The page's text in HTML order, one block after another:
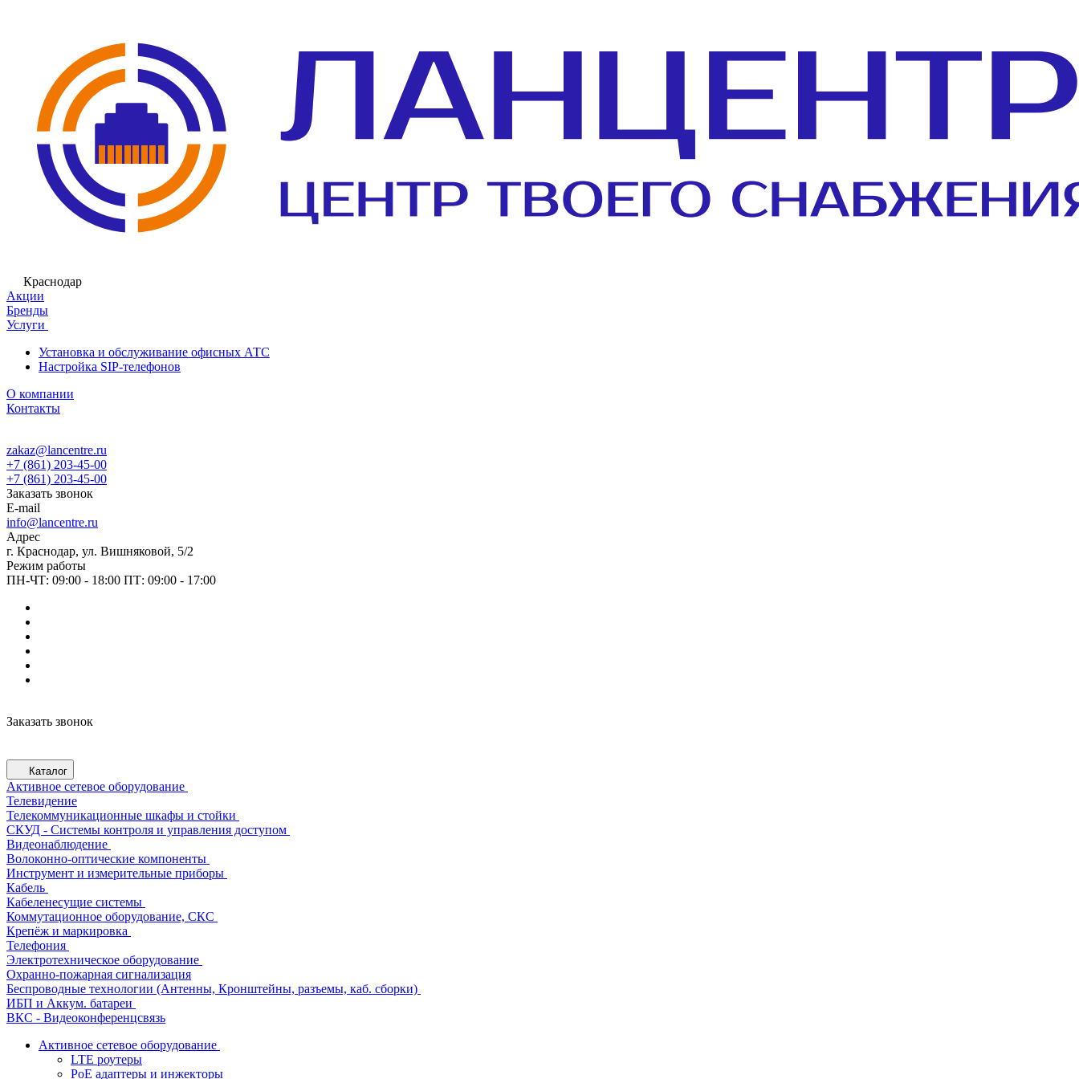
Краснодар
Акции
Бренды
Услуги
Установка и обслуживание офисных АТС
Настройка SIP-телефонов
О компании
Контакты
zakaz@lancentre.ru
+7 (861) 203-45-00
+7 (861) 203-45-00
Заказать звонок
E-mail
info@lancentre.ru
Адрес
г. Краснодар, ул. Вишняковой, 5/2
Режим работы
ПН-ЧТ: 09:00 - 18:00 ПТ: 09:00 - 17:00
Заказать звонок
Каталог
Активное сетевое оборудование
Телевидение
Телекоммуникационные шкафы и стойки
СКУД - Системы контроля и управления доступом
Видеонаблюдение
Волоконно-оптические компоненты
Инструмент и измерительные приборы
Кабель
Кабеленесущие системы
Коммутационное оборудование, СКС
Крепёж и маркировка
Телефония
Электротехническое оборудование
Охранно-пожарная сигнализация
Беспроводные технологии (Антенны, Кронштейны, разъемы, каб. сборки)
ИБП и Аккум. батареи
ВКС - Видеоконференцсвязь
Активное сетевое оборудование
LTE роутеры
PoE адаптеры и инжекторы